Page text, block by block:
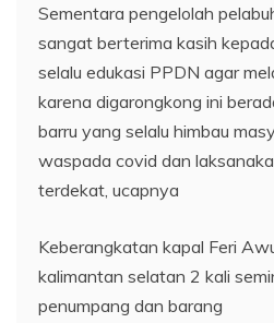
Sementara pengelolah
sangat berterima kasih
selalu edukasi PPDN agar
karena digarongkong ini
barru yang selalu himbau
waspada covid dan
terdekat, ucapnya
Keberangkatan kapal Feri
kalimantan selatan 2 kali
penumpang dan barang